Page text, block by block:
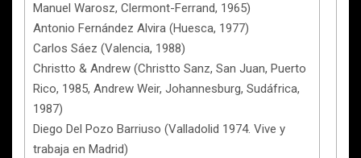
Manuel Warosz, Clermont-Ferrand, 1965)
Antonio Fernández Alvira (Huesca, 1977)
Carlos Sáez (Valencia, 1988)
Christto & Andrew (Christto Sanz, San Juan, Puerto
Rico, 1985, Andrew Weir, Johannesburg, Sudáfrica,
1987)
Diego Del Pozo Barriuso (Valladolid 1974. Vive y
trabaja en Madrid)